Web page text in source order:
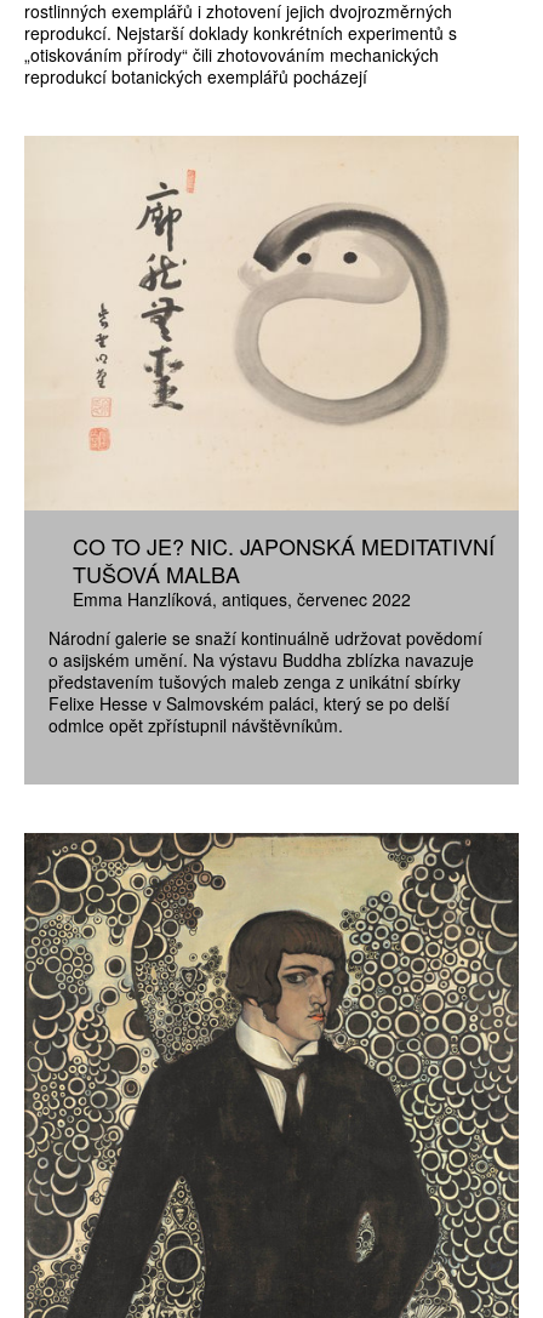
rostlinných exemplářů i zhotovení jejich dvojrozměrných
reprodukcí. Nejstarší doklady konkrétních experimentů s
„otiskováním přírody“ čili zhotovováním mechanických
reprodukcí botanických exemplářů pocházejí
CO TO JE? NIC. JAPONSKÁ MEDITATIVNÍ
TUŠOVÁ MALBA
Emma Hanzlíková antiques červenec 2022
Národní galerie se snaží kontinuálně udržovat povědomí
o asijském umění. Na výstavu Buddha zblízka navazuje
představením tušových maleb zenga z unikátní sbírky
Felixe Hesse v Salmovském paláci, který se po delší
odmlce opět zpřístupnil návštěvníkům.